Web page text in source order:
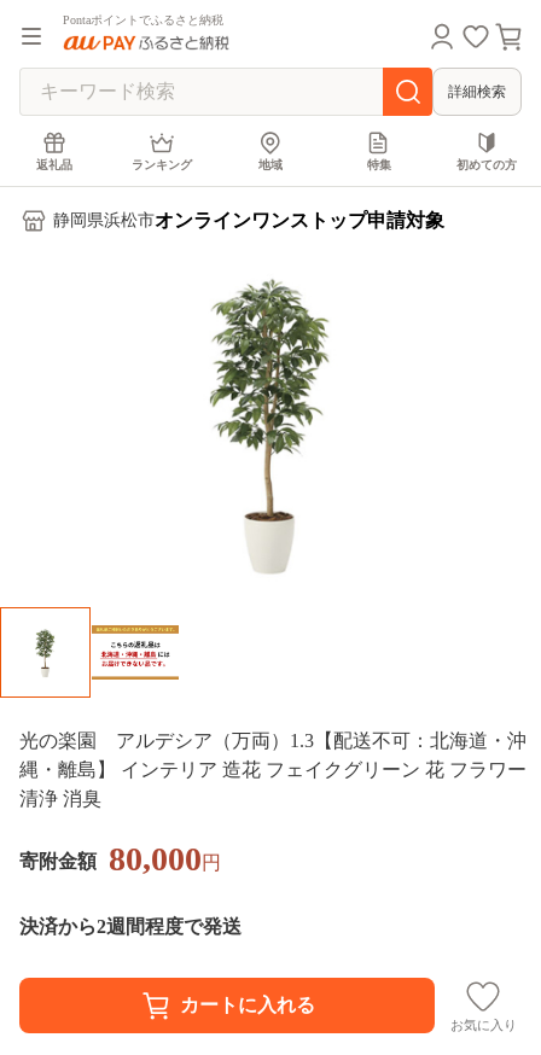
Pontaポイントでふるさと納税
詳細検索
返礼品 ランキング 地域 特集 初めての方
静岡県浜松市オンラインワンストップ申請対象
光の楽園 アルデシア（万両）1.3【配送不可：北海道・沖
縄・離島】 インテリア 造花 フェイクグリーン 花 フラワー
清浄 消臭
寄附金額 80,000円
決済から2週間程度で発送
お気に入り